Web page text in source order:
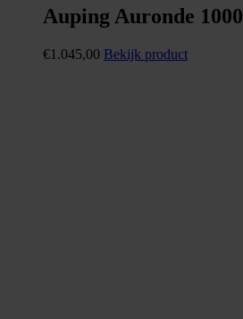
Auping Auronde 1000
€1.045,00 Bekijk product